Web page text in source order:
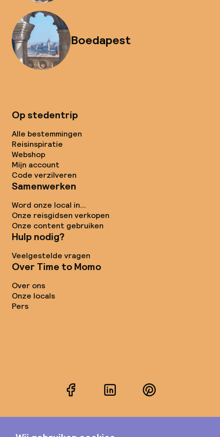
Boedapest
Op stedentrip
Alle bestemmingen
Reisinspiratie
Webshop
Mijn account
Code verzilveren
Samenwerken
Word onze local in...
Onze reisgidsen verkopen
Onze content gebruiken
Hulp nodig?
Veelgestelde vragen
Over Time to Momo
Over ons
Onze locals
Pers
FacebookLinkedInPinterest
Instagram